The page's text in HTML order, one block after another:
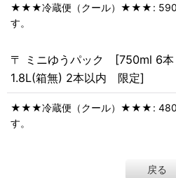
★★★冷蔵便（クール）★★★ : 590
す。
〒 ミニゆうパック [750ml 6本
1.8L(箱無) 2本以内 限定]
★★★冷蔵便（クール）★★★ : 480
す。
戻る